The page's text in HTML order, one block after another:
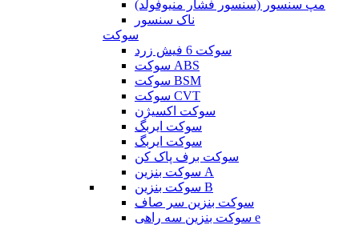
مپ سنسور (سنسور فشار منیوفولد)
ناک سنسور
سوکت
سوکت 6 فیش زرد
سوکت ABS
سوکت BSM
سوکت CVT
سوکت اکسیژن
سوکت ایربگ
سوکت ایربگ
سوکت برف پاک کن
سوکت بنزین A
سوکت بنزین B
سوکت بنزین سر صاف
سوکت بنزین سه راهی e